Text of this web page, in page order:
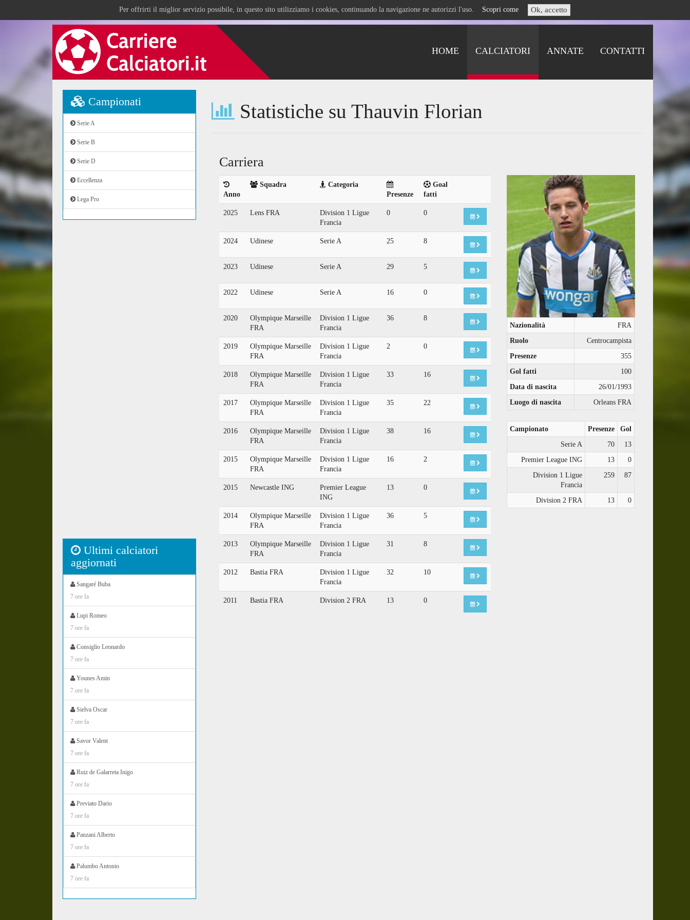
Per offrirti il miglior servizio possibile, in questo sito utilizziamo i cookies, continuando la navigazione ne autorizzi l'uso. Scopri come Ok, accetto
HOME CALCIATORI ANNATE CONTATTI
Campionati
Serie A
Serie B
Serie D
Eccellenza
Lega Pro
Ultimi calciatori
aggiornati
Sangaré Buba
7 ore fa
Lupi Romeo
7 ore fa
Consiglio Leonardo
7 ore fa
Younes Amin
7 ore fa
Sielva Oscar
7 ore fa
Savor Valent
7 ore fa
Ruiz de Galarreta Inigo
7 ore fa
Previato Dario
7 ore fa
Panzani Alberto
7 ore fa
Palumbo Antonio
7 ore fa
Statistiche su Thauvin Florian
Carriera
Anno
Squadra
Categoria
Presenze
Goal
fatti
2025 Lens FRA
Division 1 Ligue
Francia
0 0
2024 Udinese Serie A 25 8
2023 Udinese Serie A 29 5
2022 Udinese Serie A 16 0
2020
Olympique Marseille
FRA
Division 1 Ligue
Francia
36 8
2019
Olympique Marseille
FRA
Division 1 Ligue
Francia
2 0
2018
Olympique Marseille
FRA
Division 1 Ligue
Francia
33 16
2017
Olympique Marseille
FRA
Division 1 Ligue
Francia
35 22
2016
Olympique Marseille
FRA
Division 1 Ligue
Francia
38 16
2015
Olympique Marseille
FRA
Division 1 Ligue
Francia
16 2
2015 Newcastle ING
Premier League
ING
13 0
2014
Olympique Marseille
FRA
Division 1 Ligue
Francia
36 5
2013
Olympique Marseille
FRA
Division 1 Ligue
Francia
31 8
2012 Bastia FRA
Division 1 Ligue
Francia
32 10
2011 Bastia FRA Division 2 FRA 13 0
Nazionalità
FRA
Ruolo
Centrocampista
Presenze
355
Gol fatti
100
Data di nascita
26/01/1993
Luogo di nascita
Orleans FRA
Campionato Presenze
Gol
Serie A
70
13
Premier League ING
13
0
Division 1 Ligue
Francia
259 87
Division 2 FRA 13 0